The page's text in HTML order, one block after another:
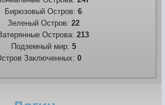
Остров: 6
Остров: 22
Острова: 213
мир: 5
Заключенных: 0